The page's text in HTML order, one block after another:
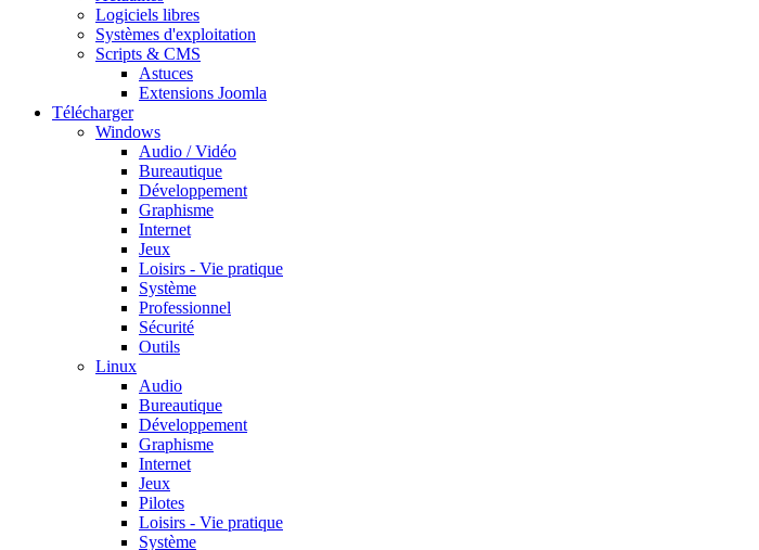
Logiciels libres
Systèmes d'exploitation
Scripts & CMS
Astuces
Extensions Joomla
Télécharger
Windows
Audio / Vidéo
Bureautique
Développement
Graphisme
Internet
Jeux
Loisirs - Vie pratique
Système
Professionnel
Sécurité
Outils
Linux
Audio
Bureautique
Développement
Graphisme
Internet
Jeux
Pilotes
Loisirs - Vie pratique
Système